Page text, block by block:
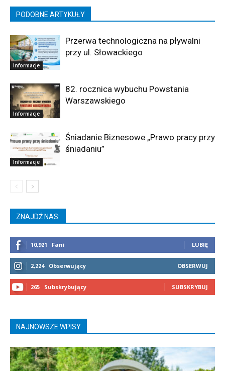
PODOBNE ARTYKUŁY
Informacje
Przerwa technologiczna na pływalni
przy ul. Słowackiego
Informacje
82. rocznica wybuchu Powstania
Warszawskiego
Informacje
Śniadanie Biznesowe „Prawo pracy przy
śniadaniu”
ZNAJDŹ NAS:
10,921 Fani LUBIĘ
2,224 Obserwujący OBSERWUJ
265 Subskrybujący SUBSKRYBUJ
NAJNOWSZE WPISY